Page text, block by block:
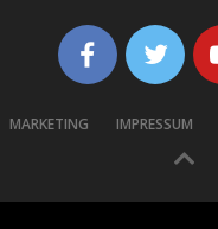
MARKETING IMPRESSUM